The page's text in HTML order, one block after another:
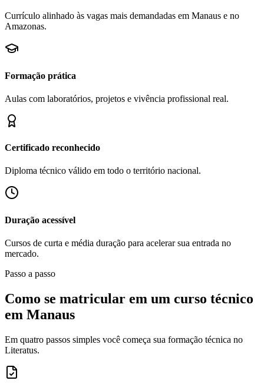
Currículo alinhado às vagas mais demandadas em Manaus e no
Amazonas.
Formação prática
Aulas com laboratórios, projetos e vivência profissional real.
Certificado reconhecido
Diploma técnico válido em todo o território nacional.
Duração acessível
Cursos de curta e média duração para acelerar sua entrada no
mercado.
Passo a passo
Como se matricular em um curso técnico
em Manaus
Em quatro passos simples você começa sua formação técnica no
Literatus.